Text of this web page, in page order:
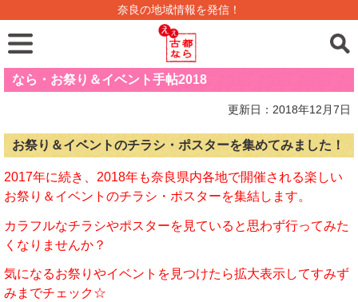
奈良の地域情報を発信！
なら・お祭り＆イベント手帖2018
更新日：2018年12月7日
お祭り＆イベントのチラシ・ポスターを集めてみました！
2017年に続き、2018年も奈良県内各地で開催される楽しい
お祭り＆イベントのチラシ・ポスターを集結します。
カラフルなチラシやポスターを見ていると思わず行ってみた
くなりませんか？
気になるお祭りやイベントを見つけたら拡大表示してすみず
みまでチェック☆